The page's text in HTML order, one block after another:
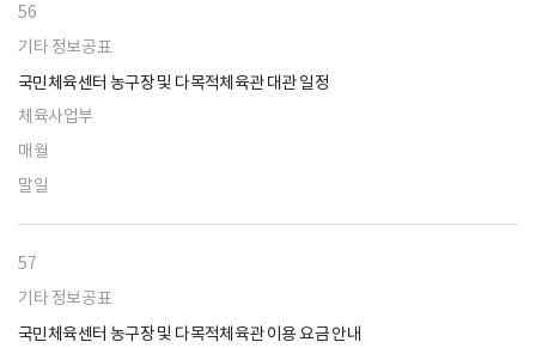
56
기타 정보공표
국민체육센터 농구장 및 다목적체육관 대관 일정
체육사업부
매월
말일
57
기타 정보공표
국민체육센터 농구장 및 다목적체육관 이용 요금 안내